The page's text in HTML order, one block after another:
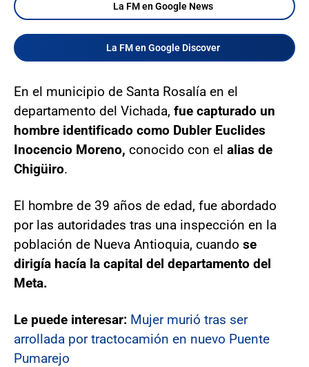
La FM en Google News
La FM en Google Discover
En el municipio de Santa Rosalía en el
departamento del Vichada, fue capturado un
hombre identificado como Dubler Euclides
Inocencio Moreno, conocido con el alias de
Chigüiro.
El hombre de 39 años de edad, fue abordado
por las autoridades tras una inspección en la
población de Nueva Antioquia, cuando se
dirigía hacía la capital del departamento del
Meta.
Le puede interesar: Mujer murió tras ser
arrollada por tractocamión en nuevo Puente
Pumarejo